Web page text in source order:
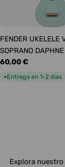
FENDER UKELELE
SOPRANO
Precio
habitual
60,00 €
●Entrega en 1-2 días
Explora